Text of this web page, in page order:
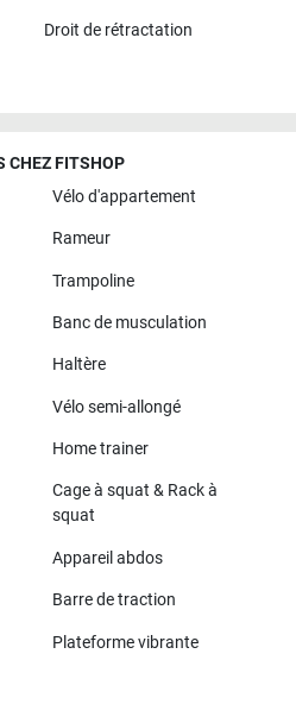
Droit de rétractation
CHEZ FITSHOP
Vélo d'appartement
Rameur
Trampoline
Banc de musculation
Haltère
Vélo semi-allongé
Home trainer
Cage à squat & Rack à
squat
Appareil abdos
Barre de traction
Plateforme vibrante